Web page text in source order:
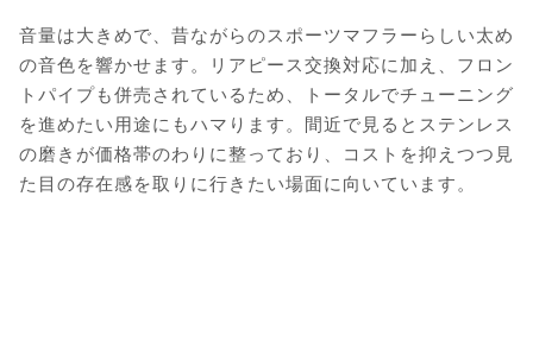
音量は大きめで、昔ながらのスポーツマフラーらしい太め
の音色を響かせます。リアピース交換対応に加え、フロン
トパイプも併売されているため、トータルでチューニング
を進めたい用途にもハマります。間近で見るとステンレス
の磨きが価格帯のわりに整っており、コストを抑えつつ見
た目の存在感を取りに行きたい場面に向いています。